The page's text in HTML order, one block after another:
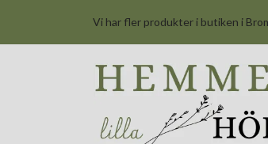
Vi har fler produkter i butiken i